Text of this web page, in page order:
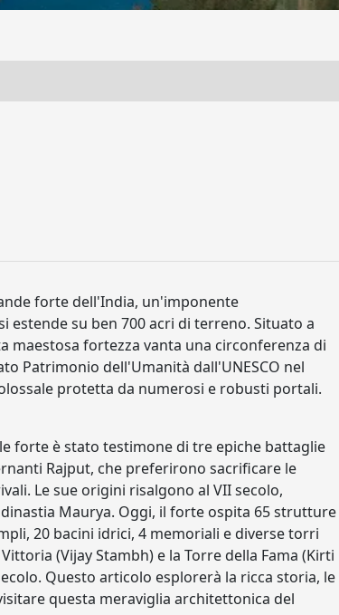
forte dell'India, un'imponente
estende su ben 700 acri di terreno. Situato a
maestosa fortezza vanta una circonferenza di
Patrimonio dell'Umanità dall'UNESCO nel
protetta da numerosi e robusti portali.
forte è stato testimone di tre epiche battaglie
Rajput, che preferirono sacrificare le
Le sue origini risalgono al VII secolo,
Maurya. Oggi, il forte ospita 65 strutture
20 bacini idrici, 4 memoriali e diverse torri
(Vijay Stambh) e la Torre della Fama (Kirti
Questo articolo esplorerà la ricca storia, le
questa meraviglia architettonica del